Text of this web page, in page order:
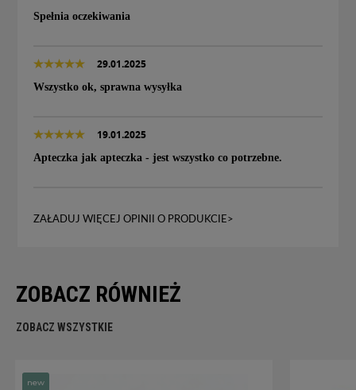
Spełnia oczekiwania
29.01.2025
Wszystko ok, sprawna wysyłka
19.01.2025
Apteczka jak apteczka - jest wszystko co potrzebne.
ZAŁADUJ WIĘCEJ OPINII O PRODUKCIE>
ZOBACZ RÓWNIEŻ
ZOBACZ WSZYSTKIE
new